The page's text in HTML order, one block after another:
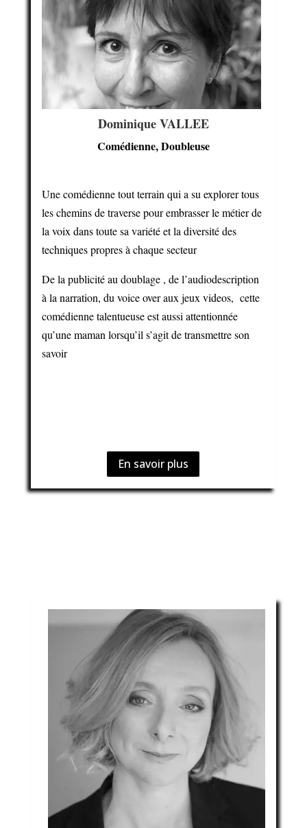
Dominique VALLEE
Comédienne, Doubleuse
Une comédienne tout terrain qui a su explorer tous
les chemins de traverse pour embrasser le métier de
la voix dans toute sa variété et la diversité des
techniques propres à chaque secteur
De la publicité au doublage , de l’audiodescription
à la narration, du voice over aux jeux videos, cette
comédienne talentueuse est aussi attentionnée
qu’une maman lorsqu’il s’agit de transmettre son
savoir
En savoir plus